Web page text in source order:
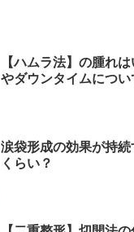
【ハムラ法】の腫れ
やダウンタイムについ
涙袋形成の効果が持
くらい？